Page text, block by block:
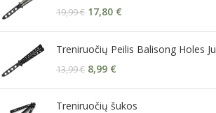
19,99€ 17,80 €
Treniruočių Peilis Balisong Holes
13,99€ 8,99 €
Treniruočių šukos